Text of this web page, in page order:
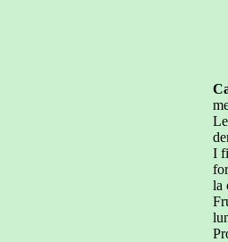
I
la